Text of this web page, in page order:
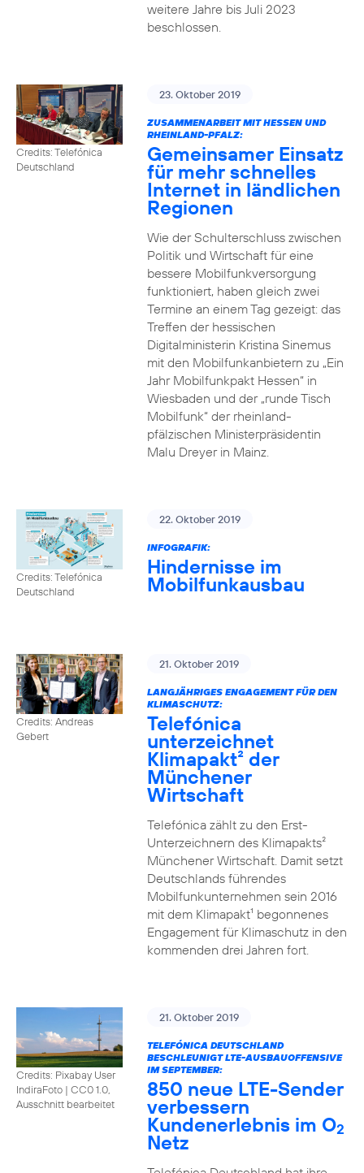
weitere Jahre bis Juli 2023
beschlossen.
Credits: Telefónica
Deutschland
23. Oktober 2019
ZUSAMMENARBEIT MIT HESSEN UND
RHEINLAND-PFALZ:
Gemeinsamer Einsatz
für mehr schnelles
Internet in ländlichen
Regionen
Wie der Schulterschluss zwischen
Politik und Wirtschaft für eine
bessere Mobilfunkversorgung
funktioniert, haben gleich zwei
Termine an einem Tag gezeigt: das
Treffen der hessischen
Digitalministerin Kristina Sinemus
mit den Mobilfunkanbietern zu „Ein
Jahr Mobilfunkpakt Hessen“ in
Wiesbaden und der „runde Tisch
Mobilfunk“ der rheinland-
pfälzischen Ministerpräsidentin
Malu Dreyer in Mainz.
Credits: Telefónica
Deutschland
22. Oktober 2019
INFOGRAFIK:
Hindernisse im
Mobilfunkausbau
Credits: Andreas
Gebert
21. Oktober 2019
LANGJÄHRIGES ENGAGEMENT FÜR DEN
KLIMASCHUTZ:
Telefónica
unterzeichnet
Klimapakt² der
Münchener
Wirtschaft
Telefónica zählt zu den Erst-
Unterzeichnern des Klimapakts²
Münchener Wirtschaft. Damit setzt
Deutschlands führendes
Mobilfunkunternehmen sein 2016
mit dem Klimapakt¹ begonnenes
Engagement für Klimaschutz in den
kommenden drei Jahren fort.
Credits: Pixabay User
IndiraFoto | CC0 1.0,
Ausschnitt bearbeitet
21. Oktober 2019
TELEFÓNICA DEUTSCHLAND
BESCHLEUNIGT LTE-AUSBAUOFFENSIVE
IM SEPTEMBER:
850 neue LTE-Sender
verbessern
Kundenerlebnis im O2
Netz